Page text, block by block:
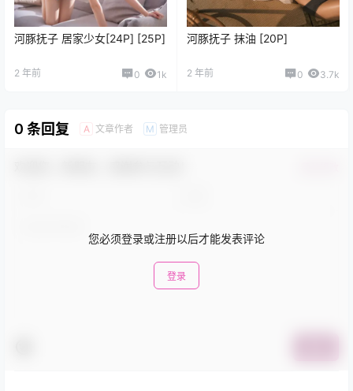
河豚抚子 居家少女[24P] [25P]
2 年前 0 1k
河豚抚子 抹油 [20P]
2 年前 0 3.7k
0 条回复 A 文章作者 M 管理员
您必须登录或注册以后才能发表评论
登录